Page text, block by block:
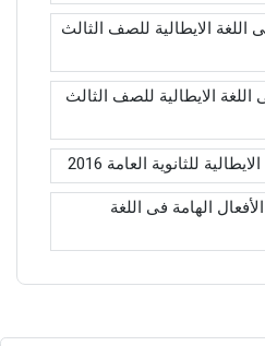
الايطالية للصف الثالث
الايطالية للصف الثالث
للثانوية العامة 2016
الهامة فى اللغة